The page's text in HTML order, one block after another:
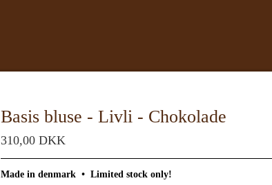
Basis bluse - Livli - Chokolade
310,00 DKK
Made in denmark • Limited stock only!